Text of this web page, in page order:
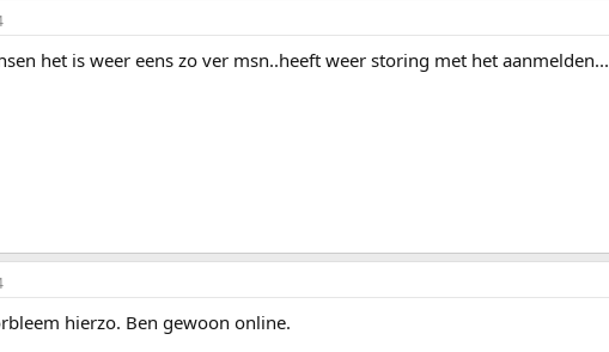
het is weer eens zo ver msn..heeft weer storing met het aanmelden...
hierzo. Ben gewoon online.